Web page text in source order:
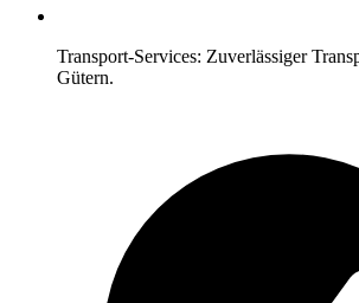
Transport-Services: Zuverlässiger
Gütern.